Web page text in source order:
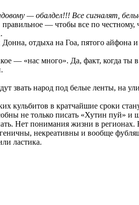
— обалдел!!! Все сигналят,
— чтобы все по
отдыха на Гоа, пятого айфона
— «нас много». Да, факт, когда ты
звать народ под белые ленты,
кульбитов в кратчайшие сроки
не только писать «Хутин пуй» и
Нет понимания жизни в
некреативны и вообще
ластика.